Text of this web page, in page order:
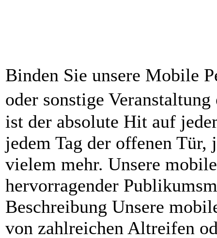
Binden Sie unsere Mobile
oder sonstige
ist der absolute Hit auf
jedem Tag der offenen
vielem mehr. Unsere
hervorragender
Beschreibung Unsere
von zahlreichen Altreifen